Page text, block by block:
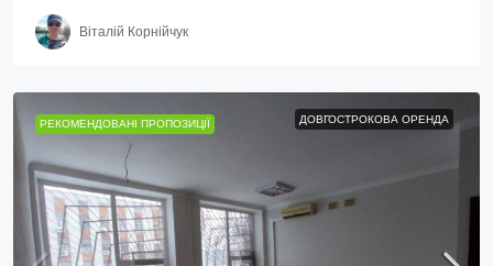
Віталій Корнійчук
РЕКОМЕНДОВАНІ ПРОПОЗИЦІЇ ДОВГОСТРОКОВА ОРЕНДА